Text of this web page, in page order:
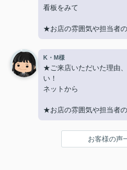
す。
看板をみて
★お店の雰囲気や担当者
か？
親切に対応いただき良か
★担当者、または当店に
契約まで色々とご対応い
した！
K・M様
★ご来店いただいた理由
い！
ネットから
★お店の雰囲気や担当者
か？
LINEでのコミュニケーシ
お客様の声